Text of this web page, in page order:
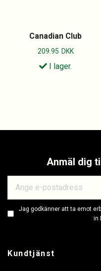
Canadian Club
209.95 DKK
I lager.
Anmäl dig
Jag godkänner att ta emot
in
Kundtjänst